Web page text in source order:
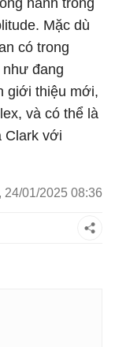
hành trong
Mặc dù
có trong
đang
giới thiệu mới,
và có thể là
Clark với
24/01/2025 08:36